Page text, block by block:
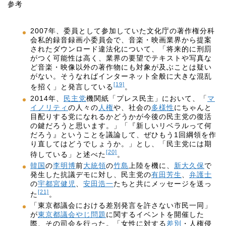
参考
2007年、委員として参加していた文化庁の著作権分科
会私的録音録画小委員会で、音楽・映画業界から提案
されたダウンロード違法化について、「将来的に刑罰
がつく可能性は高く、業界の要望でテキストや写真な
ど音楽・映像以外の著作物にも対象が及ぶことは疑い
がない。そうなればインターネット全般に大きな混乱
を招く」と発言している [19] 。
2014年、
民主党機関紙「プレス民主」において、「 マ
イノリティ の人々の 人権や、社会の多様性 にちゃんと
目配りする党になれるかどうかが今後の民主党の復活
の鍵だろうと思います。」「『新しいリベラルって何
だろう』ということを議論して、ぜひもう1回綱領を作
り直してはどうでしょうか。」とし、「民主党には期
待している」と述べた[20] 。
韓国 の李明博前大統領の竹島 上陸を機に、 新大久保 で
発生した抗議デモに対し、民主党の有田芳生
弁護士
の宇都宮健児 安田浩一たちと共にメッセージを送っ
た[21] 。
「東京都議会における差別発言を許さない市民一同」
が東京都議会やじ問題 に関するイベントを開催した
際、その司会を行った。「女性に対する 差別 ・人権侵